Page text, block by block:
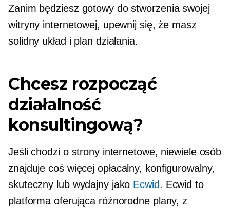
Zanim będziesz gotowy do stworzenia swojej
witryny internetowej, upewnij się, że masz
solidny układ i plan działania.
Chcesz rozpocząć
działalność
konsultingową?
Jeśli chodzi o strony internetowe, niewiele osób
znajduje coś więcej opłacalny, konfigurowalny,
skuteczny lub wydajny jako Ecwid. Ecwid to
platforma oferująca różnorodne plany, z